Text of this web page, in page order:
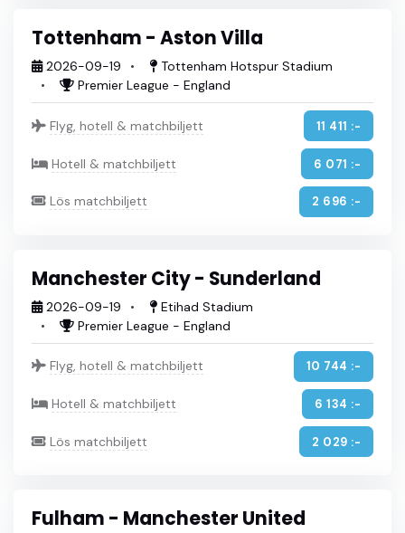
Tottenham - Aston Villa
2026-09-19
Tottenham Hotspur Stadium
Premier League - England
Flyg, hotell & matchbiljett 11 411 :-
Hotell & matchbiljett 6 071 :-
Lös matchbiljett 2 696 :-
Manchester City - Sunderland
2026-09-19
Etihad Stadium
Premier League - England
Flyg, hotell & matchbiljett 10 744 :-
Hotell & matchbiljett 6 134 :-
Lös matchbiljett 2 029 :-
Fulham - Manchester United